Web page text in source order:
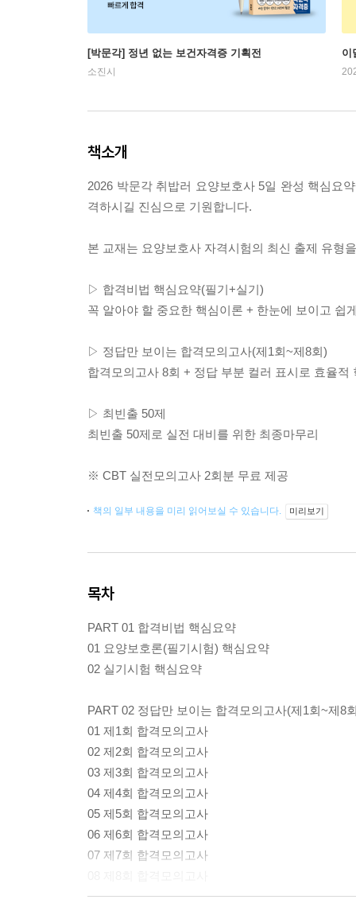
[박문각] 정년 없는 보건자격증 기획전
소진시
이
책소개
2026 박문각 취밥러 요양보호사 5일 완성 핵심요
격하시길 진심으로 기원합니다.
본 교재는 요양보호사 자격시험의 최신 출제 유형
▷ 합격비법 핵심요약(필기+실기)
꼭 알아야 할 중요한 핵심이론 + 한눈에 보이고 쉽
▷ 정답만 보이는 합격모의고사(제1회~제8회)
합격모의고사 8회 + 정답 부분 컬러 표시로 효율적
▷ 최빈출 50제
최빈출 50제로 실전 대비를 위한 최종마무리
※ CBT 실전모의고사 2회분 무료 제공
책의 일부 내용을 미리 읽어보실 수 있습니다. 미리보기
목차
PART 01 합격비법 핵심요약
01 요양보호론(필기시험) 핵심요약
02 실기시험 핵심요약
PART 02 정답만 보이는 합격모의고사(제1회~제8
01 제1회 합격모의고사
02 제2회 합격모의고사
03 제3회 합격모의고사
04 제4회 합격모의고사
05 제5회 합격모의고사
06 제6회 합격모의고사
07 제7회 합격모의고사